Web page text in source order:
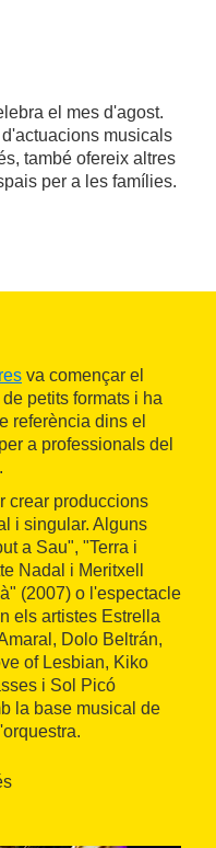
el mes d'agost.
musicals
també ofereix altres
per a les famílies.
va començar el
petits formats i ha
referència dins el
a professionals del
crear produccions
i singular. Alguns
a Sau", "Terra i
Nadal i Meritxell
(2007) o l'espectacle
els artistes Estrella
Dolo Beltrán,
of Lesbian, Kiko
i Sol Picó
la base musical de